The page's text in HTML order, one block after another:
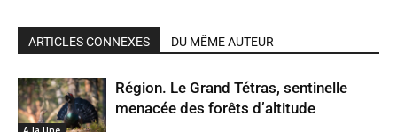
ARTICLES CONNEXES DU MÊME AUTEUR
Région. Le Grand Tétras, sentinelle
menacée des forêts d’altitude